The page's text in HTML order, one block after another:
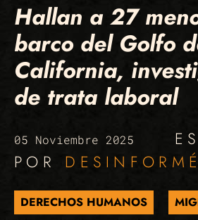
Hallan a 27
barco del Golfo
California,
de trata laboral
05 Noviembre 2025
POR
DERECHOS HUMANOS